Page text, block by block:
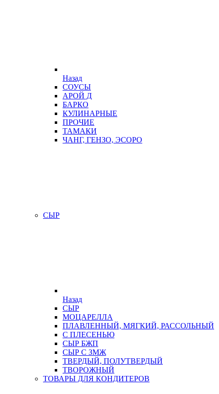
Назад
СОУСЫ
АРОЙ Д
БАРКО
КУЛИНАРНЫЕ
ПРОЧИЕ
ТАМАКИ
ЧАНГ, ГЕНЗО, ЭСОРО
СЫР
Назад
СЫР
МОЦАРЕЛЛА
ПЛАВЛЕННЫЙ, МЯГКИЙ, РАССОЛЬНЫЙ
С ПЛЕСЕНЬЮ
СЫР БЖП
СЫР С ЗМЖ
ТВЕРДЫЙ, ПОЛУТВЕРДЫЙ
ТВОРОЖНЫЙ
ТОВАРЫ ДЛЯ КОНДИТЕРОВ